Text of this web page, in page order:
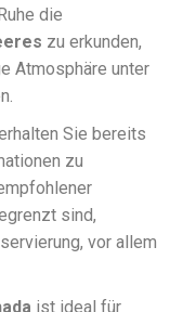
die
zu erkunden,
Atmosphäre unter
Sie bereits
zu
sind,
vor allem
ist ideal für